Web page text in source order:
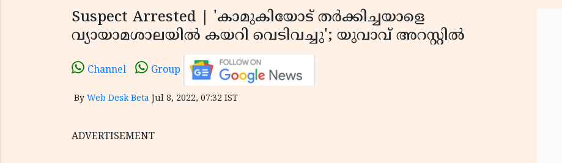
Suspect Arrested | 'കാമുകിയോട് തര്‍ക്കിച്ചയാളെ
വ്യായാമശാലയിൽ കയറി വെടിവച്ചു'; യുവാവ് അറസ്റ്റില്‍
Channel Group
By Web Desk Beta Jul 8, 2022, 07:32 IST
ADVERTISEMENT